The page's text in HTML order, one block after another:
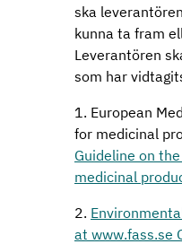
ska
kunna ta fram
Leverantören
som har
1. European
for medicinal
Guideline on
medicinal
2.
at www.fass.se